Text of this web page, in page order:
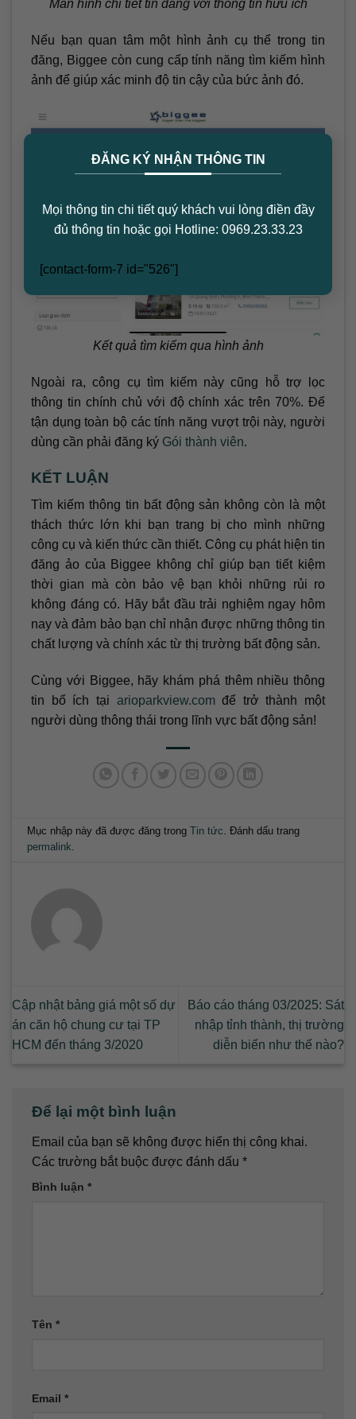
ĐĂNG KÝ NHẬN THÔNG TIN
Mọi thông tin chi tiết quý khách vui lòng điền đầy
đủ thông tin hoặc gọi Hotline: 0969.23.33.23
[contact-form-7 id="526"]
Màn hình chi tiết tin đăng với thông tin hữu ích
Nếu bạn quan tâm một hình ảnh cụ thể trong tin
đăng, Biggee còn cung cấp tính năng tìm kiếm hình
ảnh để giúp xác minh độ tin cậy của bức ảnh đó.
Kết quả tìm kiếm qua hình ảnh
Ngoài ra, công cụ tìm kiếm này cũng hỗ trợ lọc
thông tin chính chủ với độ chính xác trên 70%. Để
tận dụng toàn bộ các tính năng vượt trội này, người
dùng cần phải đăng ký Gói thành viên.
KẾT LUẬN
Tìm kiếm thông tin bất động sản không còn là một
thách thức lớn khi bạn trang bị cho mình những
công cụ và kiến thức cần thiết. Công cụ phát hiện tin
đăng ảo của Biggee không chỉ giúp bạn tiết kiệm
thời gian mà còn bảo vệ bạn khỏi những rủi ro
không đáng có. Hãy bắt đầu trải nghiệm ngay hôm
nay và đảm bảo bạn chỉ nhận được những thông tin
chất lượng và chính xác từ thị trường bất động sản.
Cùng với Biggee, hãy khám phá thêm nhiều thông
tin bổ ích tại arioparkview.comđể trở thành một
người dùng thông thái trong lĩnh vực bất động sản!
Mục nhập này đã được đăng trongTin tức. Đánh dấu trang
permalink.
Cập nhật bảng giá một số dự
án căn hộ chung cư tại TP
HCM đến tháng 3/2020
Báo cáo tháng 03/2025: Sát
nhập tỉnh thành, thị trường
diễn biến như thế nào?
Để lại một bình luận
Email của bạn sẽ không được hiển thị công khai.
Các trường bắt buộc được đánh dấu *
Bình luận *
Tên *
Email *